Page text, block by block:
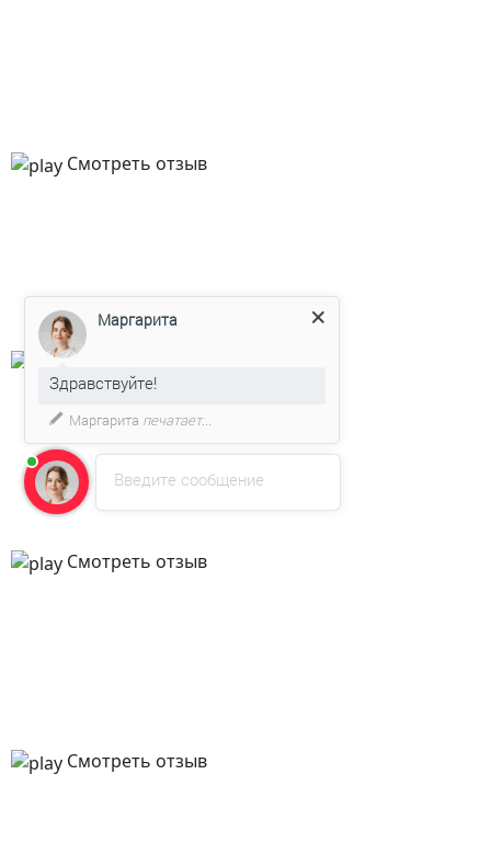
Смотреть отзыв
Смотреть отзыв
Смотреть отзыв
Смотреть отзыв
Введите сообщение
Маргарита
Здравствуйте!
Маргарита печатает...